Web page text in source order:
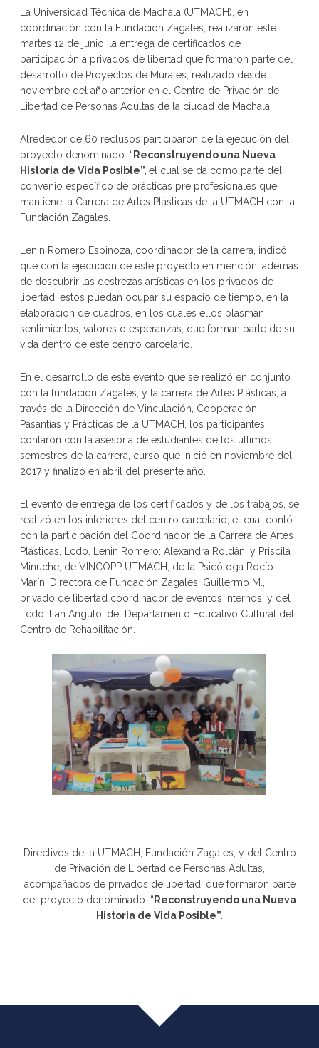
La Universidad Técnica de Machala (UTMACH), en
coordinación con la Fundación Zagales, realizaron este
martes 12 de junio, la entrega de certificados de
participación a privados de libertad que formaron parte del
desarrollo de Proyectos de Murales, realizado desde
noviembre del año anterior en el Centro de Privación de
Libertad de Personas Adultas de la ciudad de Machala.
Alrededor de 60 reclusos participaron de la ejecución del
proyecto denominado: “Reconstruyendo una Nueva
Historia de Vida Posible”, el cual se da como parte del
convenio específico de prácticas pre profesionales que
mantiene la Carrera de Artes Plásticas de la UTMACH con la
Fundación Zagales.
Lenin Romero Espinoza, coordinador de la carrera, indicó
que con la ejecución de este proyecto en mención, además
de descubrir las destrezas artísticas en los privados de
libertad, estos puedan ocupar su espacio de tiempo, en la
elaboración de cuadros, en los cuales ellos plasman
sentimientos, valores o esperanzas, que forman parte de su
vida dentro de este centro carcelario.
En el desarrollo de este evento que se realizó en conjunto
con la fundación Zagales, y la carrera de Artes Plásticas, a
través de la Dirección de Vinculación, Cooperación,
Pasantías y Prácticas de la UTMACH, los participantes
contaron con la asesoría de estudiantes de los últimos
semestres de la carrera, curso que inició en noviembre del
2017 y finalizó en abril del presente año.
El evento de entrega de los certificados y de los trabajos, se
realizó en los interiores del centro carcelario, el cual contó
con la participación del Coordinador de la Carrera de Artes
Plásticas, Lcdo. Lenin Romero; Alexandra Roldán, y Priscila
Minuche, de VINCOPP UTMACH; de la Psicóloga Rocío
Marín, Directora de Fundación Zagales, Guillermo M.,
privado de libertad coordinador de eventos internos, y del
Lcdo. Lan Angulo, del Departamento Educativo Cultural del
Centro de Rehabilitación.
Directivos de la UTMACH, Fundación Zagales, y del Centro
de Privación de Libertad de Personas Adultas,
acompañados de privados de libertad, que formaron parte
del proyecto denominado: “ Reconstruyendo una Nueva
Historia de Vida Posible”.